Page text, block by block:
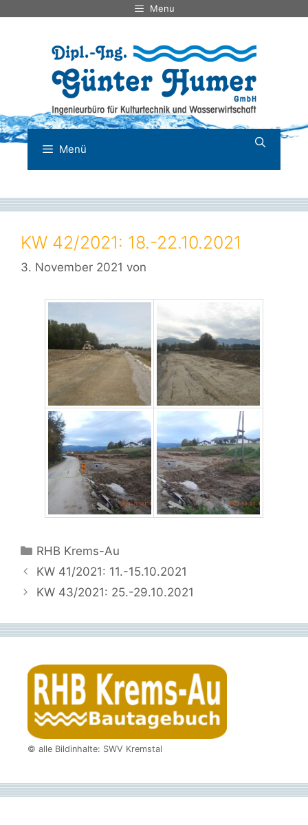
Menu
Menü
KW 42/2021: 18.-22.10.2021
3. November 2021 von
Kategorien
RHB Krems-Au
KW 41/2021: 11.-15.10.2021
KW 43/2021: 25.-29.10.2021
© alle Bildinhalte: SWV Kremstal